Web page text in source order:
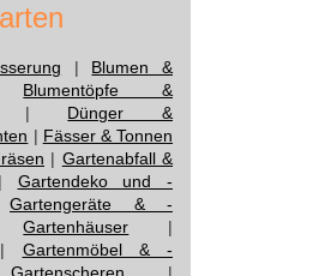
| Blumen &
Blumentöpfe &
Dünger &
| Fässer & Tonnen
| Gartenabfall &
Gartendeko und -
Gartengeräte & -
Gartenhäuser |
Gartenmöbel & -